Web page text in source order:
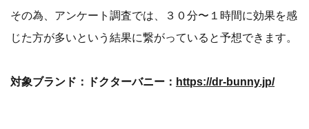
その為、アンケート調査では、３０分〜１時間に効果を感
じた方が多いという結果に繋がっていると予想できます。
対象ブランド：ドクターバニー： https://dr-bunny.jp/